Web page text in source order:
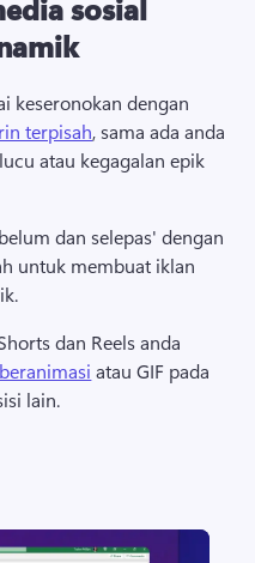
sosial
keseronokan dengan
terpisah, sama ada anda
atau kegagalan epik
dan selepas' dengan
untuk membuat iklan
dan Reels anda
atau GIF pada
lain.